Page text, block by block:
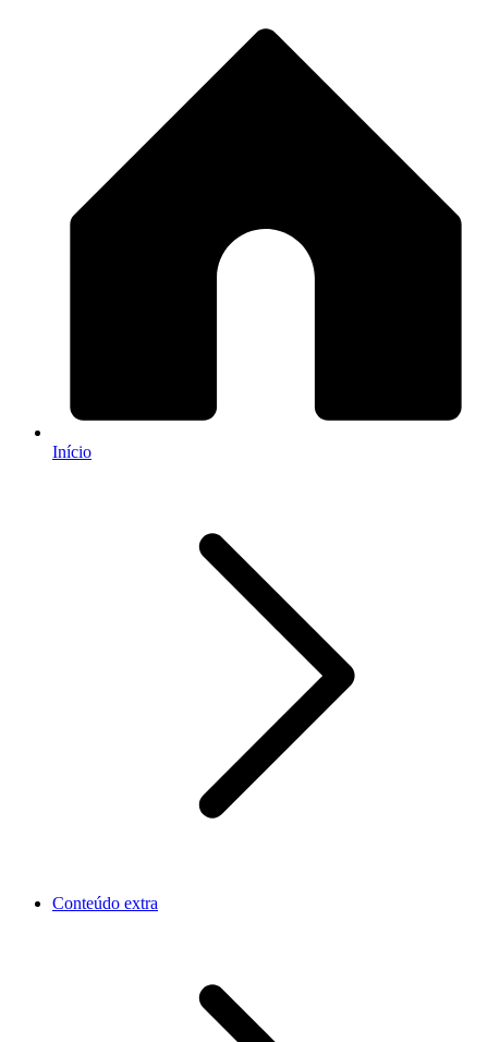
Início
Conteúdo extra